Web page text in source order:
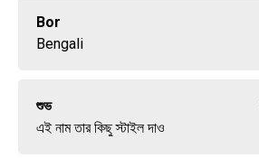
Bor
Bengali
শুভ
এই নাম তার কিছু স্টাইল দাও